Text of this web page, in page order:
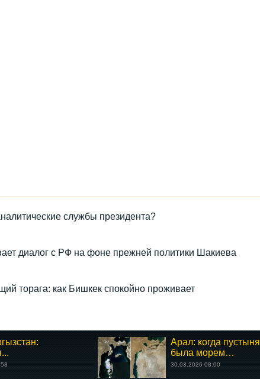
службы президента?
диалог с РФ на фоне прежней политики Шакиева
торага: как Бишкек спокойно проживает
Арал: когда пустыня
была морем…
30.03.2026 08:00